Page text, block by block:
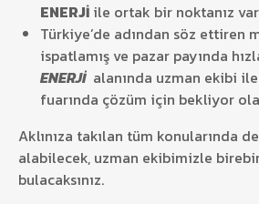
ENERJİ ile ortak bir noktanız
Türkiye’de adından söz ettiren
ispatlamış ve pazar payında
ENERJİalanında uzman ekibi ile
fuarında çözüm için bekliyor
Aklınıza takılan tüm konularında
alabilecek, uzman ekibimizle
bulacaksınız.